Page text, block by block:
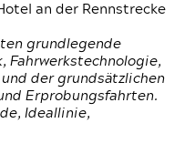
an der Rennstrecke
grundlegende
Fahrwerkstechnologie,
der grundsätzlichen
Erprobungsfahrten.
Ideallinie,